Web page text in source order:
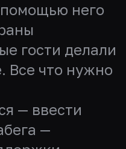
него
гости делали
Все что нужно
— ввести
—